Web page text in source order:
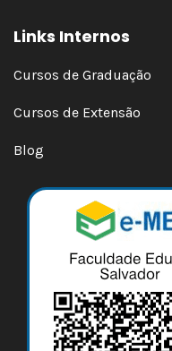
Links Internos
Cursos de Graduação
Cursos de Extensão
Blog